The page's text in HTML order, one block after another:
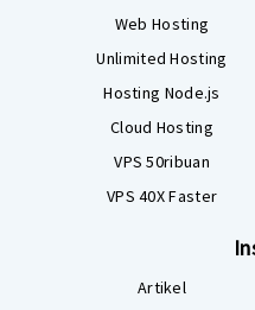
Web Hosting
Unlimited Hosting
Hosting Node.js
Cloud Hosting
VPS 50ribuan
VPS 40X Faster
Artikel